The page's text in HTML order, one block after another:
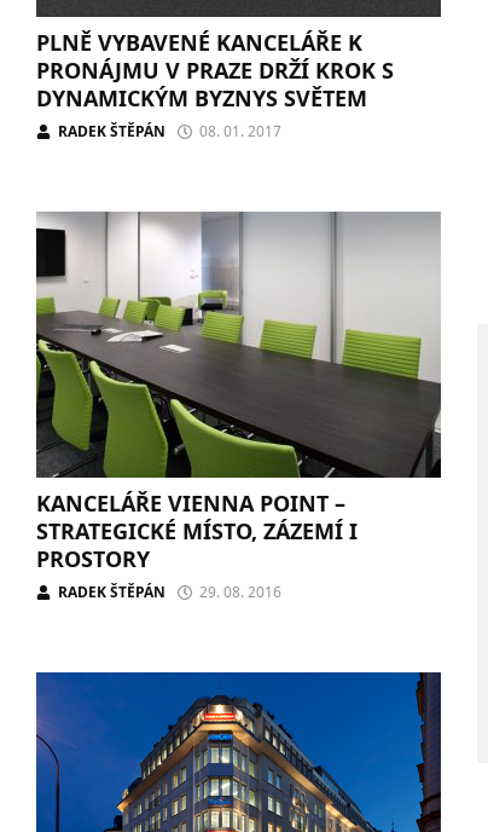
PLNĚ VYBAVENÉ KANCELÁŘE K
PRONÁJMU V PRAZE DRŽÍ KROK S
DYNAMICKÝM BYZNYS SVĚTEM
RADEK ŠTĚPÁN 08. 01. 2017
KANCELÁŘE VIENNA POINT –
STRATEGICKÉ MÍSTO, ZÁZEMÍ I
PROSTORY
RADEK ŠTĚPÁN 29. 08. 2016